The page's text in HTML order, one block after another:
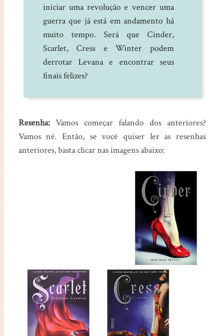
iniciar uma revolução e vencer uma
guerra que já está em andamento há
muito tempo. Será que Cinder,
Scarlet, Cress e Winter podem
derrotar Levana e encontrar seus
finais felizes?
Resenha: Vamos começar falando dos anteriores?
Vamos né. Então, se você quiser ler as resenhas
anteriores, basta clicar nas imagens abaixo: